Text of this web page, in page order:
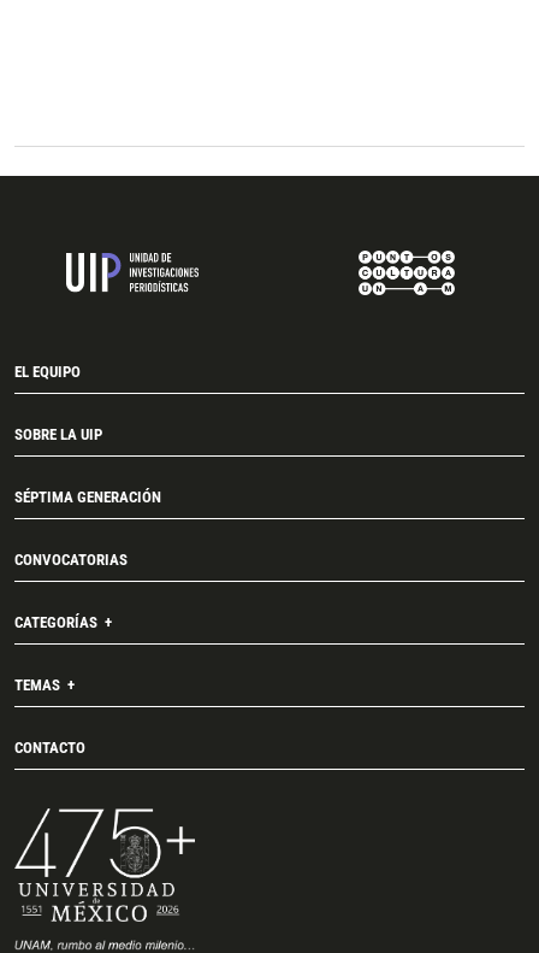
EL EQUIPO
SOBRE LA UIP
SÉPTIMA GENERACIÓN
CONVOCATORIAS
CATEGORÍAS
TEMAS
CONTACTO